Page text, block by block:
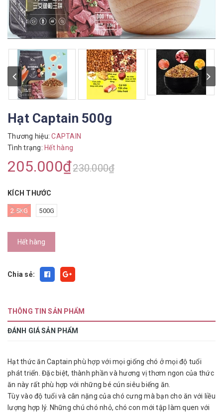
Hạt Captain 500g
Thương hiệu: CAPTAIN
Tình trạng: Hết hàng
205.000₫230.000₫
KÍCH THƯỚC
2.5KG 500G
Hết hàng
Chia sẻ:
THÔNG TIN SẢN PHẨM
ĐÁNH GIÁ SẢN PHẨM
Hạt thức ăn Captain phù hợp với mọi giống chó ở mọi độ tuổi
phát triển. Đặc biệt, thành phần và hương vị thơm ngon của thức
ăn này rất phù hợp với những bé cún siêu biếng ăn.
Tùy vào độ tuổi và cân nặng của chó cưng mà bạn cho ăn với liều
lượng hợp lý. Những chú chó nhỏ, chó con mới tập làm quen với